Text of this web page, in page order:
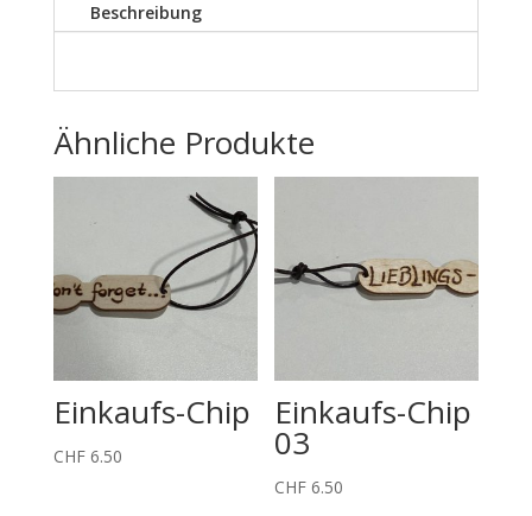
Beschreibung
Ähnliche Produkte
Einkaufs-Chip
CHF6.50
Einkaufs-Chip
03
CHF 6.50